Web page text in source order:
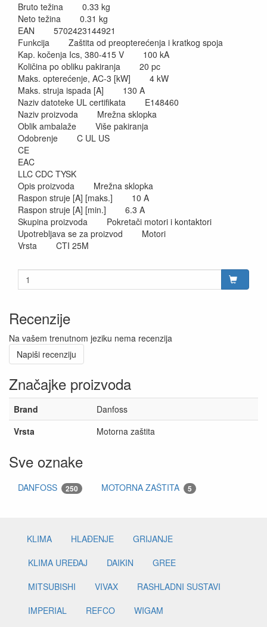
Bruto težina 0.33 kg
Neto težina 0.31 kg
EAN 5702423144921
Funkcija Zaštita od preopterećenja i kratkog spoja
Kap. kočenja Ics, 380-415 V 100 kA
Količina po obliku pakiranja 20 pc
Maks. opterećenje, AC-3 [kW] 4 kW
Maks. struja ispada [A] 130 A
Naziv datoteke UL certifikata E148460
Naziv proizvoda Mrežna sklopka
Oblik ambalaže Više pakiranja
Odobrenje C UL US
CE
EAC
LLC CDC TYSK
Opis proizvoda Mrežna sklopka
Raspon struje [A] [maks.] 10 A
Raspon struje [A] [min.] 6.3 A
Skupina proizvoda Pokretači motori i kontaktori
Upotrebljava se za proizvod Motori
Vrsta CTI 25M
Recenzije
Na vašem trenutnom jeziku nema recenzija
Napiši recenziju
Značajke proizvoda
Brand
Danfoss
Vrsta
Motorna zaštita
Sve oznake
DANFOSS 250 MOTORNA ZAŠTITA 5
KLIMA HLAĐENJE
GRIJANJE
KLIMA UREĐAJ
DAIKIN
GREE
MITSUBISHI
VIVAX
RASHLADNI SUSTAVI
IMPERIAL
REFCO
WIGAM